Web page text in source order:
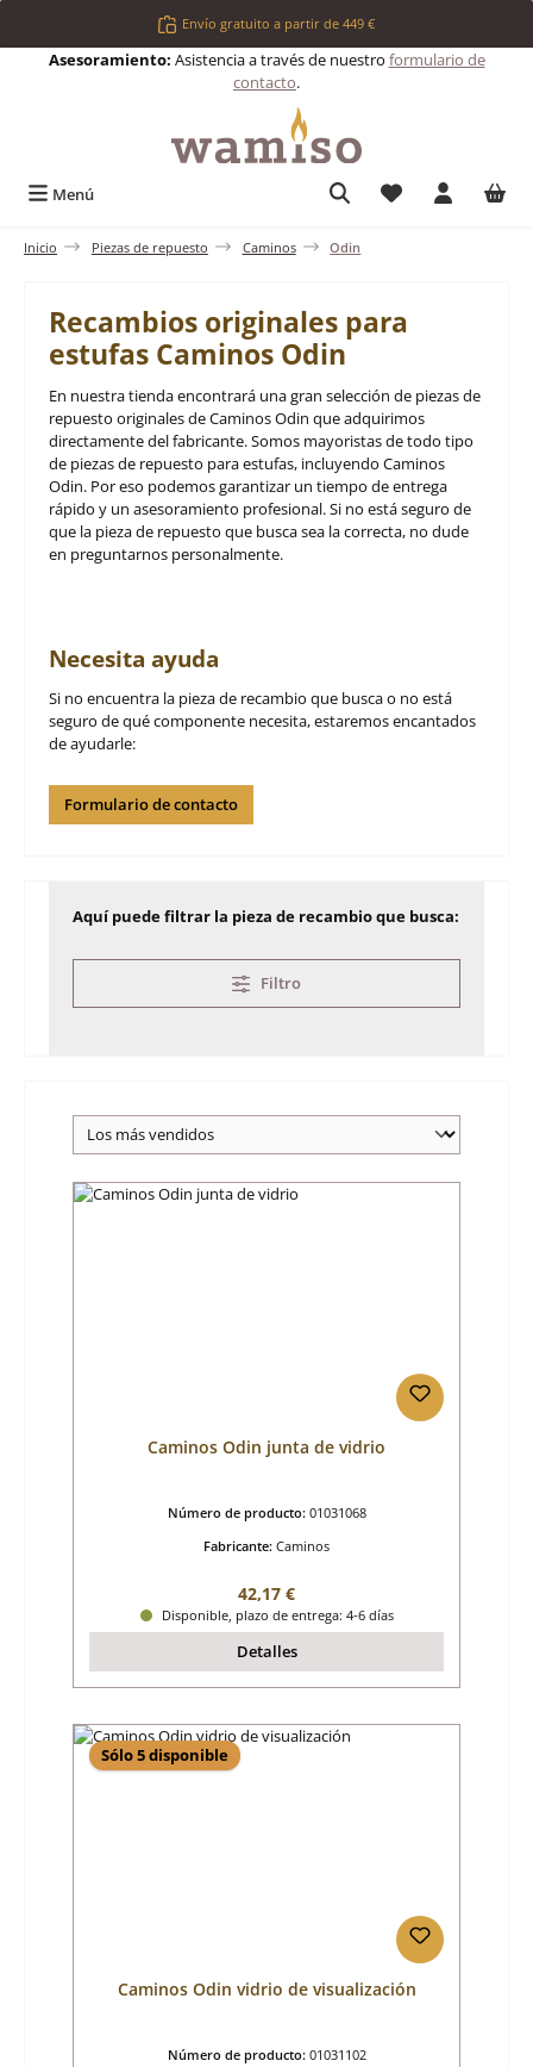
Saltar al contenido principalEnvío gratuito a partir de 449 €
Asesoramiento: Asistencia a través de nuestro formulario de
contacto.
Menú Tienes 0
Inicio Piezas de repuesto Caminos Odin
Recambios originales para
estufas Caminos Odin
En nuestra tienda encontrará una gran selección de piezas de
repuesto originales de Caminos Odin que adquirimos
directamente del fabricante. Somos mayoristas de todo tipo
de piezas de repuesto para estufas, incluyendo Caminos
Odin. Por eso podemos garantizar un tiempo de entrega
rápido y un asesoramiento profesional. Si no está seguro de
que la pieza de repuesto que busca sea la correcta, no dude
en preguntarnos personalmente.
Necesita ayuda
Si no encuentra la pieza de recambio que busca o no está
seguro de qué componente necesita, estaremos encantados
de ayudarle:
Formulario de contacto
Aquí puede filtrar la pieza de recambio que busca:
Filtro
Caminos Odin junta de vidrio
Número de producto: 01031068
Fabricante: Caminos
Precio normal:
42,17 €
Disponible, plazo de entrega: 4-6 días
Detalles
Sólo 5 disponible
Caminos Odin vidrio de visualización
Número de producto: 01031102